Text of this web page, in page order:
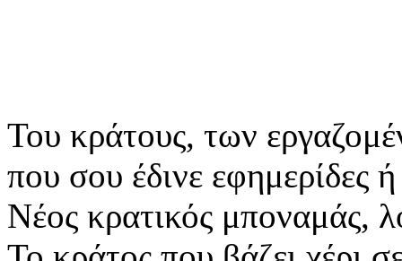
Του κράτους, των
που σου έδινε εφημερίδες
Νέος κρατικός μποναμάς,